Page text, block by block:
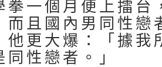
拳一個月便上擂台
而且國內男同性戀
他更大爆：「據我
性戀者。」